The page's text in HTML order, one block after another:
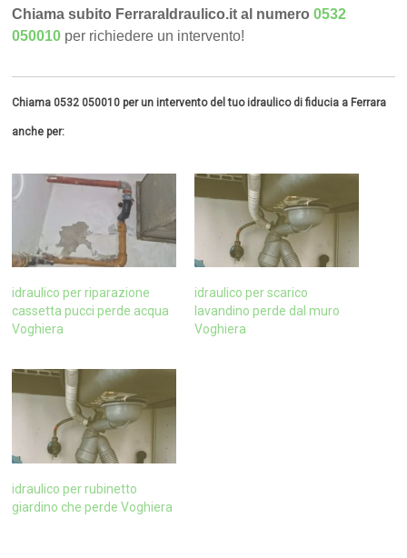
Chiama subito FerraraIdraulico.it al numero0532
050010 per richiedere un intervento!
Chiama 0532 050010 per un intervento del tuo idraulico di fiducia a Ferrara
anche per:
idraulico per riparazione
cassetta pucci perde acqua
Voghiera
idraulico per scarico
lavandino perde dal muro
Voghiera
idraulico per rubinetto
giardino che perde Voghiera